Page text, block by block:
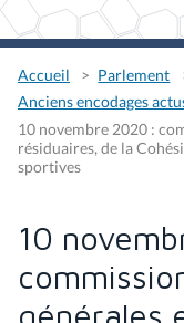
Accueil Parlement
Anciens encodages
10 novembre 2020 :
résiduaires, de la
sportives
10
générales